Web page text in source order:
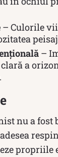
– Culorile
–
a
nu a
propriile